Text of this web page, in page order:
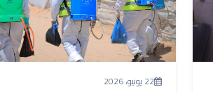
22 يونيو، 2026